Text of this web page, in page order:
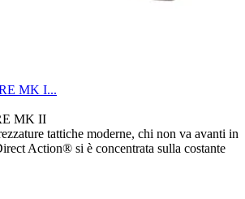
MK I...
MK II
tattiche moderne, chi non va avanti in
Action® si è concentrata sulla costante